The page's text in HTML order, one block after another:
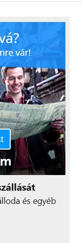
565 mm-es
mint
A
literes építési
szabályozásnak